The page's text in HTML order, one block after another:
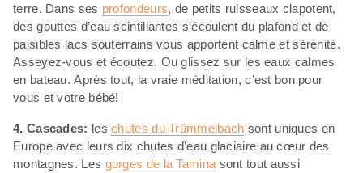
terre. Dans ses profondeurs, de petits ruisseaux clapotent,
des gouttes d’eau scintillantes s’écoulent du plafond et de
paisibles lacs souterrains vous apportent calme et sérénité.
Asseyez-vous et écoutez. Ou glissez sur les eaux calmes
en bateau. Après tout, la vraie méditation, c’est bon pour
vous et votre bébé!
4. Cascades: leschutes du Trümmelbach sont uniques en
Europe avec leurs dix chutes d’eau glaciaire au cœur des
montagnes. Les gorges de la Tamina sont tout aussi